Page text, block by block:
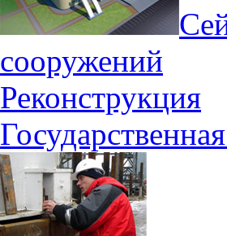
сооружений
Реконструкция